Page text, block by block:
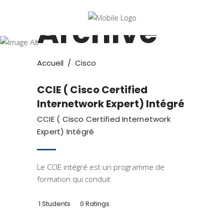
Archive
Accueil / Cisco
Cisco
CCIE ( Cisco Certified
Internetwork Expert) Intégré
CCIE ( Cisco Certified Internetwork
Expert) Intégré
Le CCIE intégré est un programme de
formation qui conduit
1 Students 0 Ratings